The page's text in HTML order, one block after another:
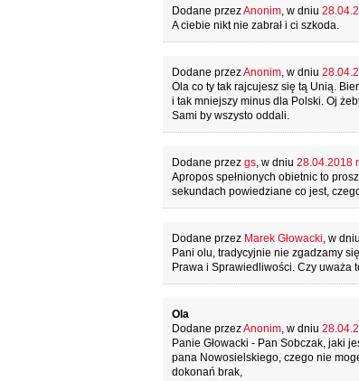
Dodane przezAnonim, w dniu
A ciebie nikt nie zabrał i ci szkoda.
Dodane przezAnonim, w dniu
Ola co ty tak rajcujesz się tą Unią.
i tak mniejszy minus dla Polski. Oj
Sami by wszysto oddali.
Dodane przez gs, w dniu 28.04.2018
Apropos spełnionych obietnic to
sekundach powiedziane co jest,
Dodane przez Marek Głowacki, w dniu
Pani olu, tradycyjnie nie zgadzamy
Prawa i Sprawiedliwości. Czy uważa
Ola
Dodane przezAnonim, w dniu
Panie Głowacki - Pan Sobczak, jaki
pana Nowosielskiego, czego nie
dokonań brak,